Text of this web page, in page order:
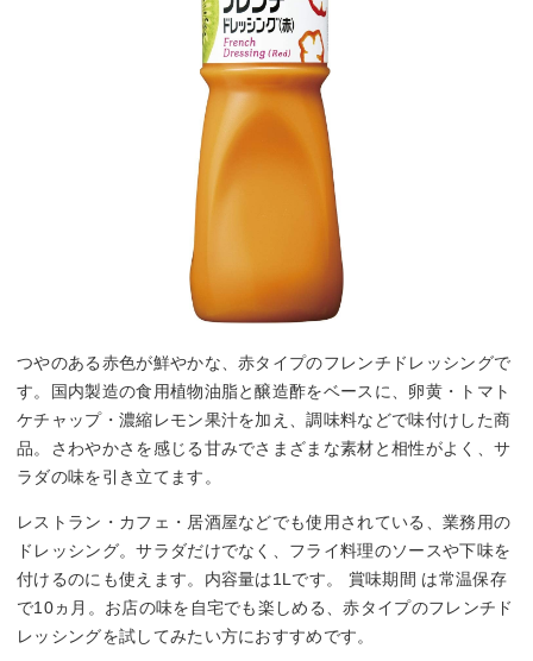
つやのある赤色が鮮やかな、赤タイプのフレンチドレッシングで
す。国内製造の食用植物油脂と醸造酢をベースに、卵黄・トマト
ケチャップ・濃縮レモン果汁を加え、調味料などで味付けした商
品。さわやかさを感じる甘みでさまざまな素材と相性がよく、サ
ラダの味を引き立てます。
レストラン・カフェ・居酒屋などでも使用されている、業務用の
ドレッシング。サラダだけでなく、フライ料理のソースや下味を
付けるのにも使えます。内容量は1Lです。 賞味期間 は常温保存
で10ヵ月。お店の味を自宅でも楽しめる、赤タイプのフレンチド
レッシングを試してみたい方におすすめです。